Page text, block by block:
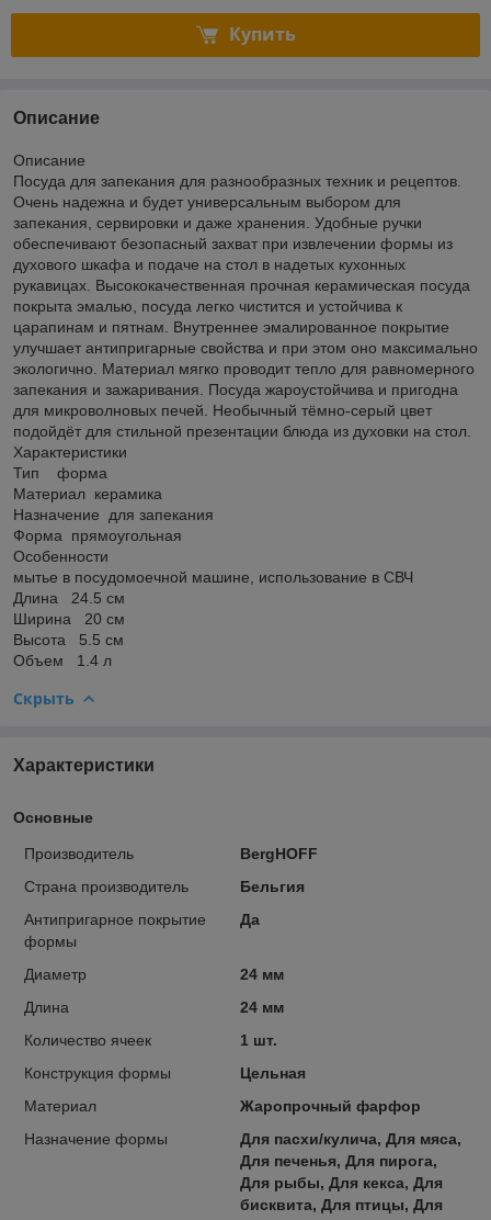
Купить
Описание
Описание
Посуда для запекания для разнообразных техник и рецептов.
Очень надежна и будет универсальным выбором для
запекания, сервировки и даже хранения. Удобные ручки
обеспечивают безопасный захват при извлечении формы из
духового шкафа и подаче на стол в надетых кухонных
рукавицах. Высококачественная прочная керамическая посуда
покрыта эмалью, посуда легко чистится и устойчива к
царапинам и пятнам. Внутреннее эмалированное покрытие
улучшает антипригарные свойства и при этом оно максимально
экологично. Материал мягко проводит тепло для равномерного
запекания и зажаривания. Посуда жароустойчива и пригодна
для микроволновых печей. Необычный тёмно-серый цвет
подойдёт для стильной презентации блюда из духовки на стол.
Характеристики
Тип форма
Материал керамика
Назначение для запекания
Форма прямоугольная
Особенности
мытье в посудомоечной машине, использование в СВЧ
Длина 24.5 см
Ширина 20 см
Высота 5.5 см
Объем 1.4 л
Скрыть
Характеристики
Основные
Производитель
BergHOFF
Страна производитель
Бельгия
Антипригарное покрытие
формы
Да
Диаметр
24 мм
Длина
24 мм
Количество ячеек
1 шт.
Конструкция формы
Цельная
Материал
Жаропрочный фарфор
Назначение формы
Для пасхи/кулича, Для мяса,
Для печенья, Для пирога,
Для рыбы, Для кекса, Для
бисквита, Для птицы, Для